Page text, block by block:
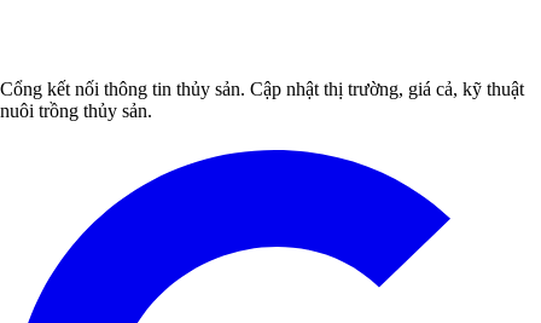
Cổng kết nối thông tin thủy sản. Cập nhật thị trường, giá cả, kỹ thuật
nuôi trồng thủy sản.